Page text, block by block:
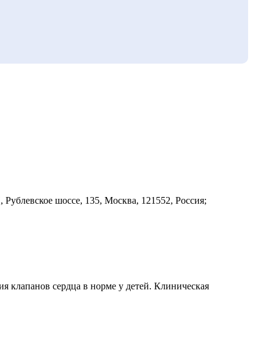
шоссе, 135, Москва, 121552, Россия;
клапанов сердца в норме у детей. Клиническая